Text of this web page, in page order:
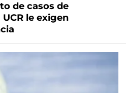
de casos de
le exigen